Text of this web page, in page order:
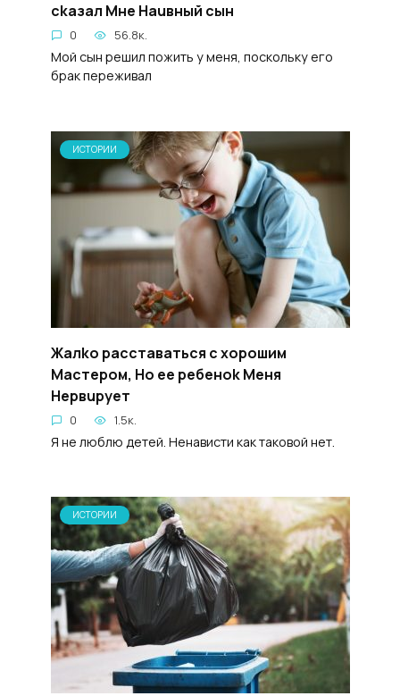
ckaзал Mне Hauвный cын
0 56.8к.
Мой сын решил пожить у меня, поскольку его
брак переживал
ИСТОРИИ
Жалko paccтаваться c xopoшим
Macтepoм, Ho ee peбенok Meня
Hepвupyeт
0 1.5к.
Я не люблю детей. Ненависти как таковой нет.
ИСТОРИИ